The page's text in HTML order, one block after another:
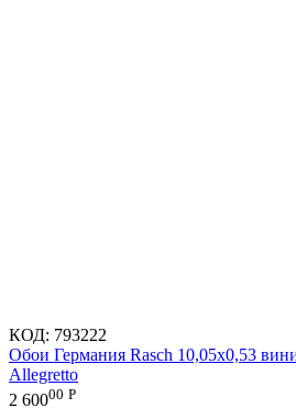
КОД: 793222
Обои Германия Rasch 10,05x0,53
Allegretto
2 60000 Р